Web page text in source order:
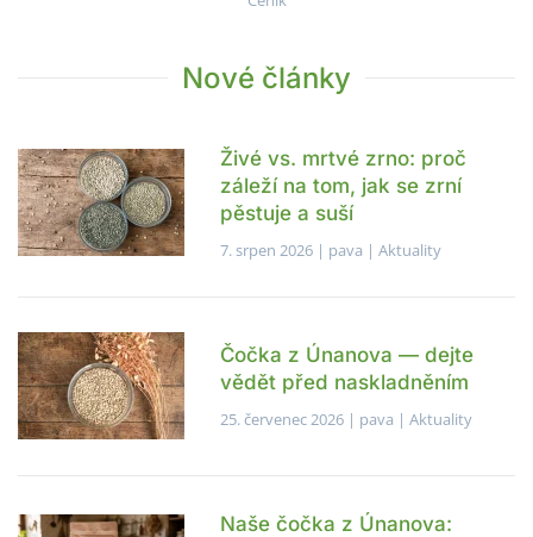
Nové články
Živé vs. mrtvé zrno: proč
záleží na tom, jak se zrní
pěstuje a suší
7. srpen 2026 | pava | Aktuality
Čočka z Únanova — dejte
vědět před naskladněním
25. červenec 2026 | pava | Aktuality
Naše čočka z Únanova: